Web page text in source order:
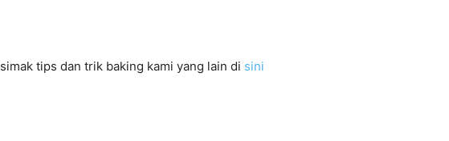
simak tips dan trik baking kami yang lain di sini